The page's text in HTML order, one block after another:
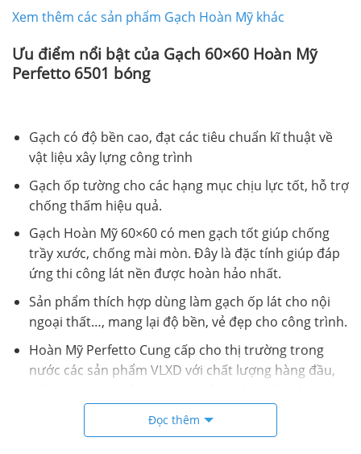
Xem thêm các sản phẩm Gạch Hoàn Mỹ khác
Ưu điểm nổi bật của Gạch 60×60 Hoàn Mỹ
Perfetto 6501 bóng
Gạch có độ bền cao, đạt các tiêu chuẩn kĩ thuật về
vật liệu xây lựng công trình
Gạch ốp tường cho các hạng mục chịu lực tốt, hỗ trợ
chống thấm hiệu quả.
Gạch Hoàn Mỹ 60×60 có men gạch tốt giúp chống
trầy xước, chống mài mòn. Đây là đặc tính giúp đáp
ứng thi công lát nền được hoàn hảo nhất.
Sản phẩm thích hợp dùng làm gạch ốp lát cho nội
ngoại thất…, mang lại độ bền, vẻ đẹp cho công trình.
Hoàn Mỹ Perfetto Cung cấp cho thị trường trong
nước các sản phẩm VLXD với chất lượng hàng đầu,
cho người dùng một không gian kiến trúc hiện đại,
sang trọng, đồng thời phù hợp với phong cách, văn
Đọc thêm